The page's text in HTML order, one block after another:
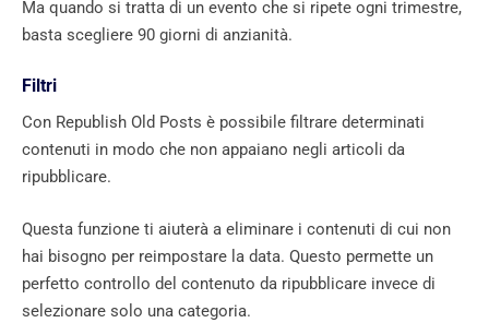
Ma quando si tratta di un evento che si ripete ogni trimestre,
basta scegliere 90 giorni di anzianità.
Filtri
Con Republish Old Posts è possibile filtrare determinati
contenuti in modo che non appaiano negli articoli da
ripubblicare.
Questa funzione ti aiuterà a eliminare i contenuti di cui non
hai bisogno per reimpostare la data. Questo permette un
perfetto controllo del contenuto da ripubblicare invece di
selezionare solo una categoria.